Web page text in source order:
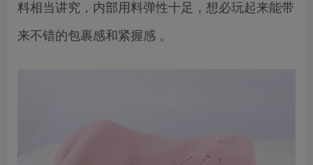
料相当讲究，内部用料弹性十足，想必玩起来能带
来不错的包裹感和紧握感 。